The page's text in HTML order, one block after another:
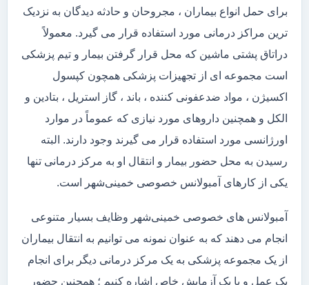
برای حمل انواع بیماران ، مجروحان و حادثه دیدگان به نزدیک
ترین مراکز درمانی مورد استفاده قرار می گیرد. معمولاً
دراتاق پشتی ماشین که محل قرار گرفتن بیمار و تیم پزشکی
است مجموعه ای از تجهیزات پزشکی همچون کپسول
اکسیژن ، مواد ضدعفونی کننده ، باند ، گاز استریل ، بتادین و
الکل و همچنین داروهای مورد نیازی که عموماً در موارد
اورژانسی مورد استفاده قرار می گیرند وجود دارند. البته
رسیدن به محل حضور بیمار و انتقال او به مرکز درمانی تنها
یکی از کارهای آمبولانس خصوصی خمینی‌شهر است.
آمبولانس های خصوصی خمینی‌شهر وظایف بسیار متنوعی
انجام می دهند که به عنوان نمونه می توانیم به انتقال بیماران
از یک مجموعه پزشکی به یک مرکز درمانی دیگر برای انجام
یک عمل و یا یک آزمایش خاص اشاره کنیم ؛ همچنین حضور